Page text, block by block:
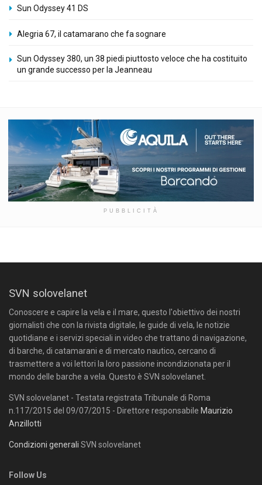
Sun Odyssey 41 DS
Alegria 67, il catamarano che fa sognare
Sun Odyssey 380, un 38 piedi piuttosto veloce che ha costituito
un grande successo per la Jeanneau
PUBBLICITÀ
SVN solovelanet
Conoscere e capire la vela e il mare, questo l'obiettivo dei nostri
giornalisti che con la rivista digitale, le guide di vela, le notizie
quotidiane e i servizi speciali in video che trattano di navigazione,
di barche, di catamarani e di mercato nautico, cercano di
trasmettere a voi lettori la loro passione incondizionata per il
mondo delle barche a vela. Questo è SVN solovelanet.
SVN solovelanet - Testata registrata Tribunale di Roma
n.117/2015 del 09/07/2015 - Direttore responsabile Maurizio
Anzillotti
Condizioni generali SVN solovelanet
Follow Us